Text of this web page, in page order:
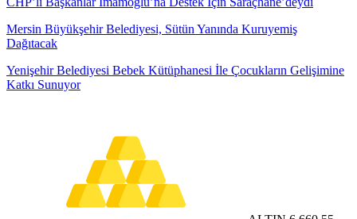
Mersin Büyükşehir Belediyesi, Sütün Yanında Kuruyemiş
Dağıtacak
Yenişehir Belediyesi Bebek Kütüphanesi İle Çocukların Gelişimine
Katkı Sunuyor